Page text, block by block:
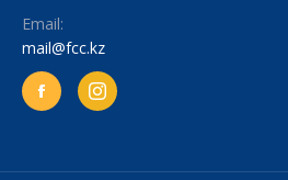
Email:
mail@fcc.kz
Facebook